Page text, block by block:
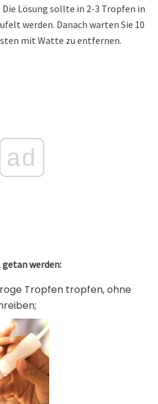
Lösung sollte in 2-3 Tropfen in
werden. Danach warten Sie 10
mit Watte zu entfernen.
ad
werden:
Tropfen tropfen, ohne